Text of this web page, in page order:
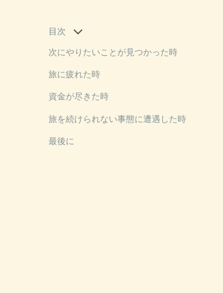
目次
次にやりたいことが見つかった時
旅に疲れた時
資金が尽きた時
旅を続けられない事態に遭遇した時
最後に